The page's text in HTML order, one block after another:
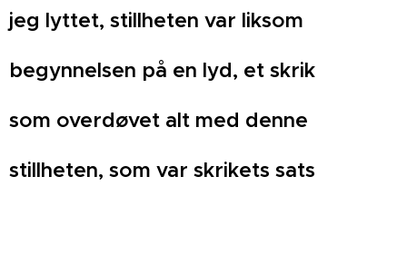
jeg lyttet, stillheten var liksom
begynnelsen på en lyd, et skrik
som overdøvet alt med denne
stillheten, som var skrikets sats